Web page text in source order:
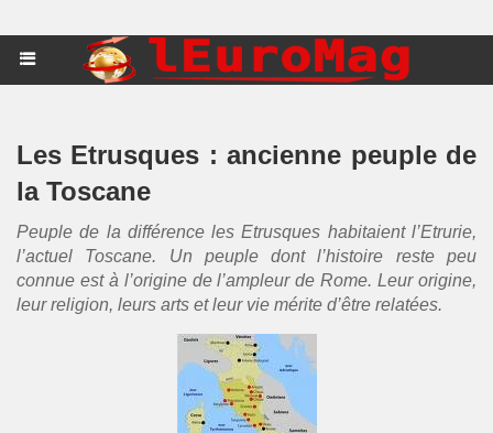
Les Etrusques : ancienne peuple de
la Toscane
Peuple de la différence les Etrusques habitaient l’Etrurie,
l’actuel Toscane. Un peuple dont l’histoire reste peu
connue est à l’origine de l’ampleur de Rome. Leur origine,
leur religion, leurs arts et leur vie mérite d’être relatées.